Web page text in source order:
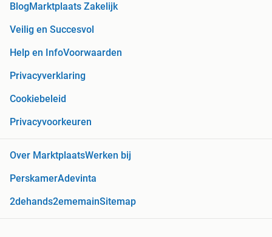
Blog Marktplaats Zakelijk
Veilig en Succesvol
Help en InfoVoorwaarden
Privacyverklaring
Cookiebeleid
Privacyvoorkeuren
Over MarktplaatsWerken bij
PerskamerAdevinta
2dehands2ememainSitemap